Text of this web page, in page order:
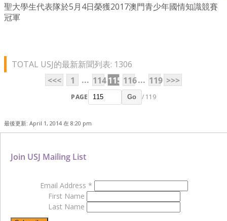
聖大學生代表隊於5月4日榮獲2017澳門青少年國情知識競賽
冠軍
TOTAL USJ的最新新聞列表: 1306
<<<
1 ... 114115 116... 119 >>>
PAGE Go / 119
最後更新: April 1, 2014 在 8:20 pm
Join USJ Mailing List
Email Address *
First Name
Last Name